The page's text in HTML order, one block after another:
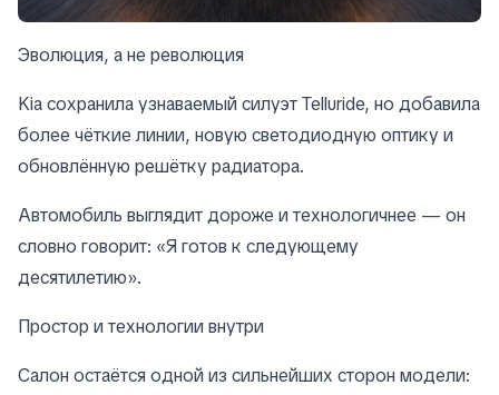
Эволюция, а не революция
Kia сохранила узнаваемый силуэт Telluride, но добавила
более чёткие линии, новую светодиодную оптику и
обновлённую решётку радиатора.
Автомобиль выглядит дороже и технологичнее — он
словно говорит: «Я готов к следующему
десятилетию».
Простор и технологии внутри
Салон остаётся одной из сильнейших сторон модели: